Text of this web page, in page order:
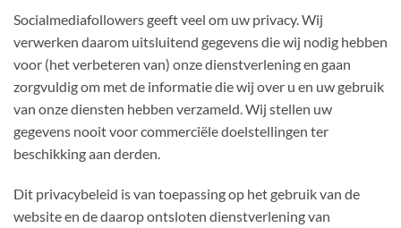
Socialmediafollowers geeft veel om uw privacy. Wij
verwerken daarom uitsluitend gegevens die wij nodig hebben
voor (het verbeteren van) onze dienstverlening en gaan
zorgvuldig om met de informatie die wij over u en uw gebruik
van onze diensten hebben verzameld. Wij stellen uw
gegevens nooit voor commerciële doelstellingen ter
beschikking aan derden.
Dit privacybeleid is van toepassing op het gebruik van de
website en de daarop ontsloten dienstverlening van